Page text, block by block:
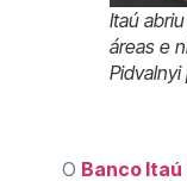
Itaú
áreas e
Pidvalnyi
O Banco Itaú